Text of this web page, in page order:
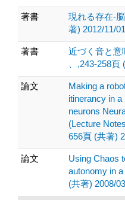
著書
現れる存在-
著) 2012/11/01
著書
近づく音と意
、,243-258
論文
Making a
itinerancy in
neurons
(Lecture
656頁 (共著)
論文
Using Chaos
autonomy in
(共著) 2008/